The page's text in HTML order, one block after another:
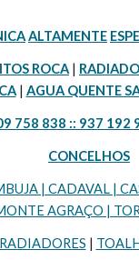
ALTAMENTE
ROCA |
| AGUA QUENTE
758 838 :: 937 192
CONCELHOS
| CADAVAL |
AGRAÇO |
RADIADORES |